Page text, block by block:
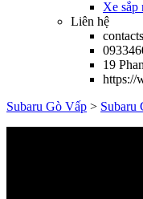
Xe sắp
Liên hệ
19
https://
Subaru Gò Vấp > Subaru